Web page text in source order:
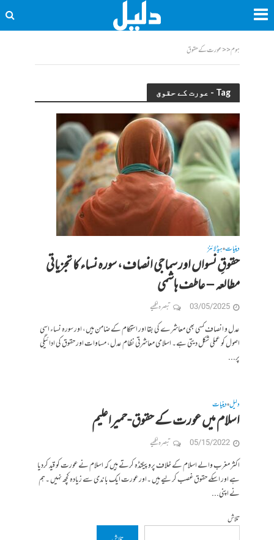
ہوم<<عورت کے حقوق
Tag - عورت کے حقوق
دینیات•ہیڈلائنز
حقوقِ نسواں اور سماجی انصاف، سورہ نساء کا تجزیاتی
مطالعہ – عاطف ہاشمی
03/05/2025 تبصرہ لکھیے
عدل و انصاف کسی بھی معاشرے کی بقا اور استحکام کے ضامن ہیں، اور سورہ نساء اسی
اصول کو عملی شکل دیتی ہے۔ اسلامی معاشرتی نظام عدل، مساوات اور حقوق کی ادائیگی
پر...
دلیل•دینیات
اسلام میں عورت کے حقوق-حمیراعلیم
05/15/2022 تبصرہ لکھیے
اکثر مغرب والے اسلام کے خلاف پروپیگنڈہ کرتے ہیں کہ اسلام نے عورت کو قید کردیا
ہے اور اسکے حقوق غصب کر لیے ہیں ۔اور عورت ایک باندی سے زیادہ کچھ نہیں ۔ہم
نے اپنی...
تلاش